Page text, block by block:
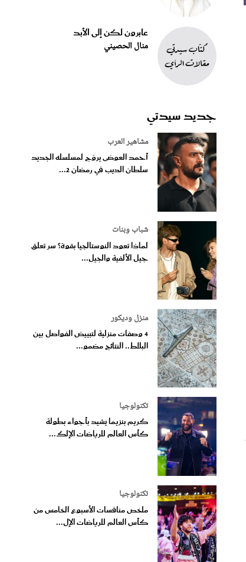
عابرون لكن إلى الأبد
منال الحصيني
جديد سيدتي
مشاهير العرب
أحمد العوضى يروّج لمسلسله الجديد
سلطان الديب في رمضان 2...
شباب وبنات
لماذا تعود النوستالجيا بقوة؟ سر تعلق
جيل الألفية والجيل...
منزل وديكور
4 وصفات منزلية لتبييض الفواصل بين
البلاط.. النتائج مضمو...
تكنولوجيا
كريم بنزيما يشيد بأجواء بطولة
كأس العالم للرياضات الإلك...
تكنولوجيا
ملخص منافسات الأسبوع الخامس من
كأس العالم للرياضات الإل...